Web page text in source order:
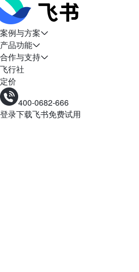
案例与方案
产品功能
合作与支持
飞行社
定价
400-0682-666
登录下载飞书免费试用